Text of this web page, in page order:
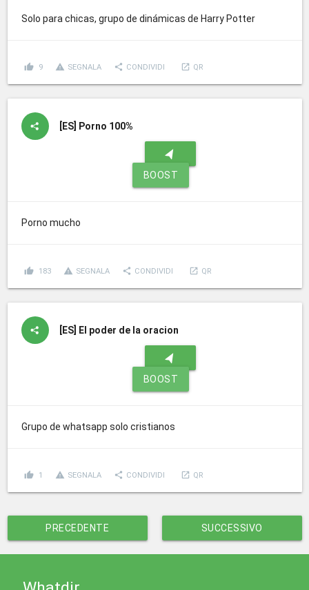
Solo para chicas, grupo de dinámicas de Harry Potter
thumb_up 9 report_problem SEGNALA share CONDIVIDI launch QR
[ES] Porno 100%
navigation
BOOST
Porno mucho
thumb_up 183 report_problem SEGNALA share CONDIVIDI launch QR
[ES] El poder de la oracion
navigation
BOOST
Grupo de whatsapp solo cristianos
thumb_up 1 report_problem SEGNALA share CONDIVIDI launch QR
PRECEDENTE SUCCESSIVO